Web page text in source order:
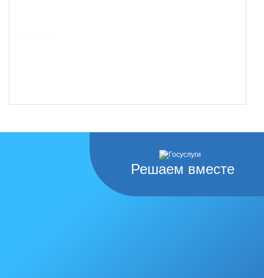
Решаем вместе